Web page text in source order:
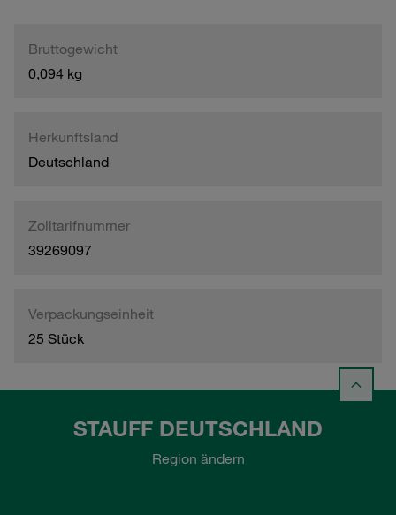
Bruttogewicht
0,094 kg
Herkunftsland
Deutschland
Zolltarifnummer
39269097
Verpackungseinheit
25 Stück
STAUFF DEUTSCHLAND
Region ändern